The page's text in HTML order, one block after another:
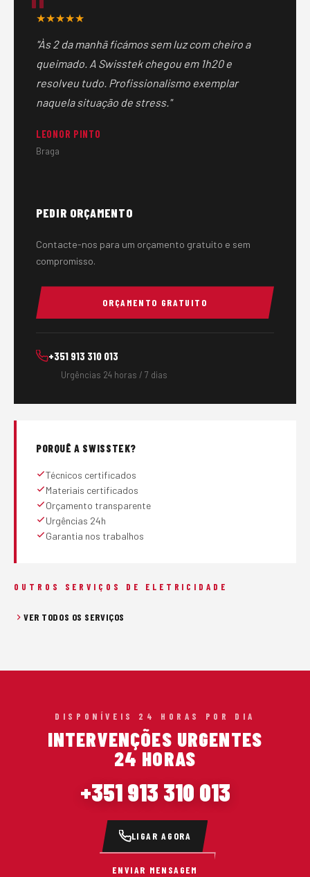
necessário material específico não disponível,
instalamos solução provisória segura até completar a
reparação.
★★★★★
"Às 2 da manhã ficámos sem luz com cheiro a
queimado. A Swisstek chegou em 1h20 e
resolveu tudo. Profissionalismo exemplar
naquela situação de stress."
LEONOR PINTO
Braga
PEDIR ORÇAMENTO
Contacte-nos para um orçamento gratuito e sem
compromisso.
ORÇAMENTO GRATUITO
+351 913 310 013
Urgências 24 horas / 7 dias
PORQUÊ A SWISSTEK?
Técnicos certificados
Materiais certificados
Orçamento transparente
Urgências 24h
Garantia nos trabalhos
OUTROS SERVIÇOS DE ELETRICIDADE
VER TODOS OS SERVIÇOS
DISPONÍVEIS 24 HORAS POR DIA
INTERVENÇÕES URGENTES
24 HORAS
+351 913 310 013
LIGAR AGORA
ENVIAR MENSAGEM